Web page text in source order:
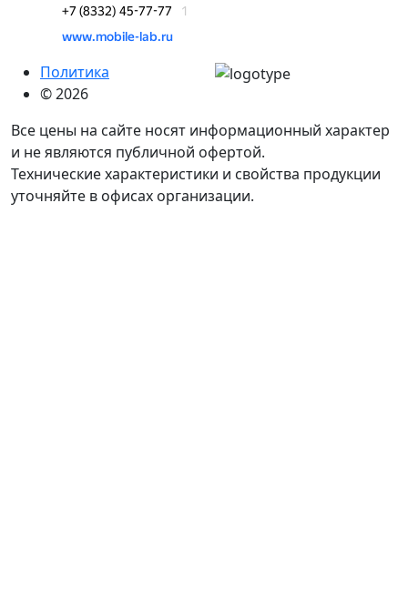
Политика
© 2026
Все цены на сайте носят информационный характер
и не являются публичной офертой.
Технические характеристики и свойства продукции
уточняйте в офисах организации.